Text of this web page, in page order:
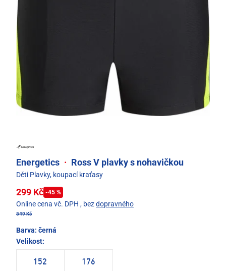
Energetics · Ross V plavky s nohavičkou
Děti Plavky, koupací kraťasy
299 Kč -45 %
Online cena vč. DPH , bezdopravného
549 Kč
Barva: černá
Velikost:
152 176